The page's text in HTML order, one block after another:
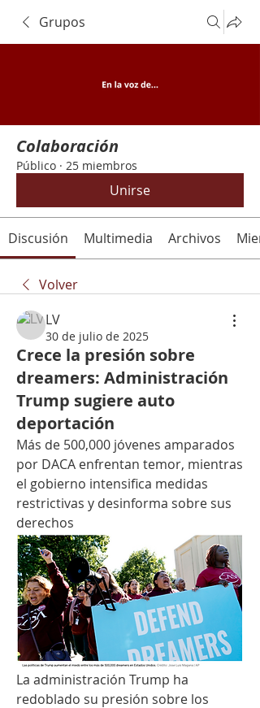
Grupos
Colaboración
Público · 25 miembros
Unirse
Discusión Multimedia Archivos
Volver
LV
30 de julio de 2025
Crece la presión sobre
dreamers: Administración
Trump sugiere auto
deportación
Más de 500,000 jóvenes amparados
por DACA enfrentan temor, mientras
el gobierno intensifica medidas
restrictivas y desinforma sobre sus
derechos
La administración Trump ha